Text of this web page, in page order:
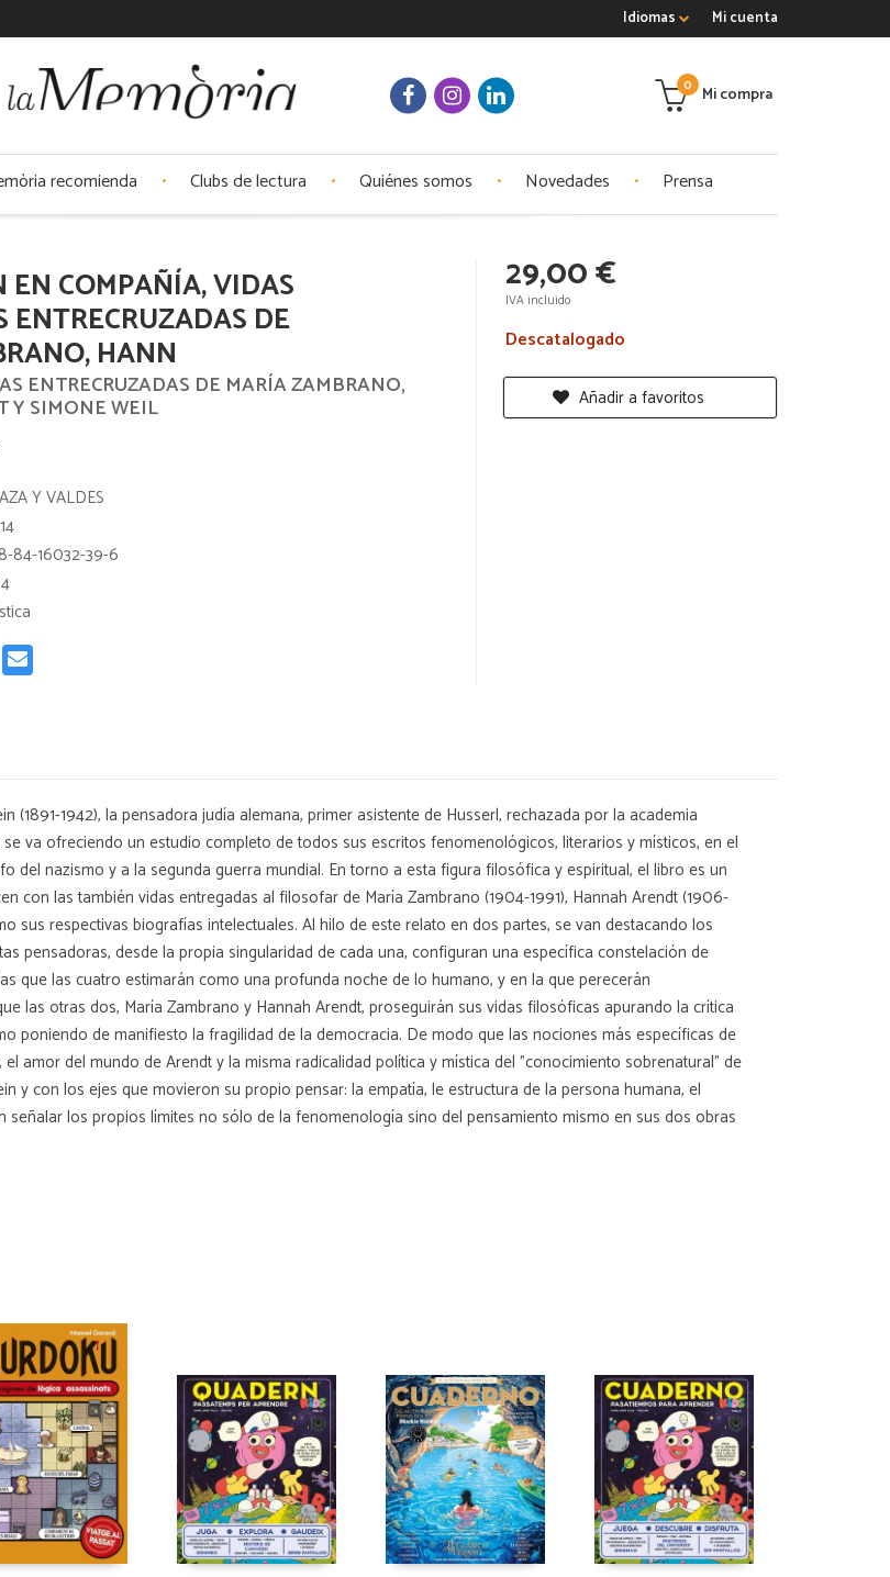
Mi cuenta
Idiomas
Mi compra
0
recomienda Clubs de lectura Quiénes somos Novedades Prensa
EN COMPAÑÍA, VIDAS
ENTRECRUZADAS DE
HANN
ENTRECRUZADAS DE MARÍA ZAMBRANO,
Y SIMONE WEIL
Y VALDES
84-16032-39-6
29,00 €
IVA incluido
Descatalogado
Añadir a favoritos
(1891-1942), la pensadora judía alemana, primer asistente de Husserl, rechazada por la academia
va ofreciendo un estudio completo de todos sus escritos fenomenológicos, literarios y místicos, en el
nazismo y a la segunda guerra mundial. En torno a esta figura filosófica y espiritual, el libro es un
con las también vidas entregadas al filosofar de María Zambrano (1904-1991), Hannah Arendt (1906-
sus respectivas biografías intelectuales. Al hilo de este relato en dos partes, se van destacando los
pensadoras, desde la propia singularidad de cada una, configuran una específica constelación de
que las cuatro estimarán como una profunda noche de lo humano, y en la que perecerán
las otras dos, María Zambrano y Hannah Arendt, proseguirán sus vidas filosóficas apurando la crítica
poniendo de manifiesto la fragilidad de la democracia. De modo que las nociones más específicas de
amor del mundo de Arendt y la misma radicalidad política y mística del "conocimiento sobrenatural" de
y con los ejes que movieron su propio pensar: la empatía, le estructura de la persona humana, el
los propios límites no sólo de la fenomenología sino del pensamiento mismo en sus dos obras